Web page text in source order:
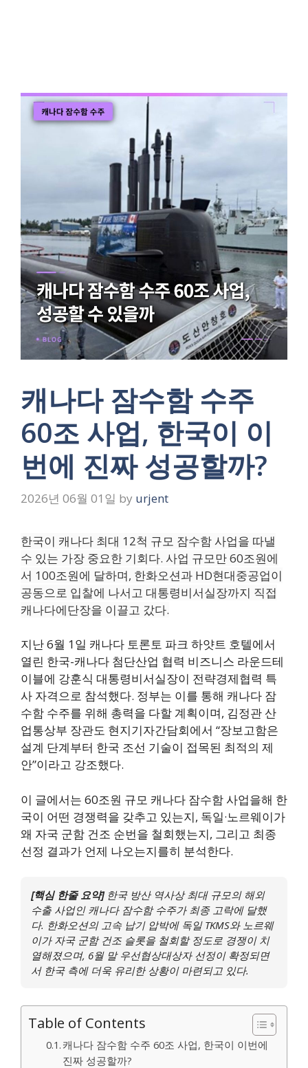
캐나다 잠수함 수주
60조 사업, 한국이 이
번에 진짜 성공할까?
2026년 06월 01일 by urjent
한국이 캐나다 최대 12척 규모 잠수함 사업을 따낼
수 있는 가장 중요한 기회다. 사업 규모만 60조원에
서 100조원에 달하며, 한화오션과 HD현대중공업이
공동으로 입찰에 나서고 대통령비서실장까지 직접
캐나다에단장을 이끌고 갔다.
지난 6월 1일 캐나다 토론토 파크 하얏트 호텔에서
열린 한국-캐나다 첨단산업 협력 비즈니스 라운드테
이블에 강훈식 대통령비서실장이 전략경제협력 특
사 자격으로 참석했다. 정부는 이를 통해 캐나다 잠
수함 수주를 위해 총력을 다할 계획이며, 김정관 산
업통상부 장관도 현지기자간담회에서 “장보고함은
설계 단계부터 한국 조선 기술이 접목된 최적의 제
안”이라고 강조했다.
이 글에서는 60조원 규모 캐나다 잠수함 사업을해 한
국이 어떤 경쟁력을 갖추고 있는지, 독일·노르웨이가
왜 자국 군함 건조 순번을 철회했는지, 그리고 최종
선정 결과가 언제 나오는지를히 분석한다.
[핵심 한줄 요약]한국 방산 역사상 최대 규모의 해외
수출 사업인 캐나다 잠수함 수주가 최종 고락에 달했
다. 한화오션의 고속 납기 압박에 독일 TKMS와 노르웨
이가 자국 군함 건조 슬롯을 철회할 정도로 경쟁이 치
열해졌으며, 6월 말 우선협상대상자 선정이 확정되면
서 한국 측에 더욱 유리한 상황이 마련되고 있다.
Table of Contents
캐나다 잠수함 수주 60조 사업, 한국이 이번에
진짜 성공할까?